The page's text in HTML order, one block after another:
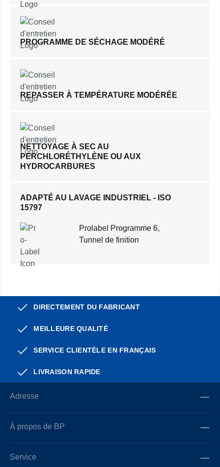
PROGRAMME DE SÉCHAGE MODÉRÉ
REPASSER À TEMPÉRATURE MODÉRÉE
NETTOYAGE À SEC AU
PERCHLORÉTHYLÈNE OU AUX
HYDROCARBURES
ADAPTÉ AU LAVAGE INDUSTRIEL - ISO
15797
Prolabel Programme 6,
Tunnel de finition
DIRECTEMENT DU FABRICANT
MEILLEURE QUALITÉ
SERVICE CLIENTÈLE EN FRANÇAIS
LIVRAISON RAPIDE
Adresse
À propos de BP
Service